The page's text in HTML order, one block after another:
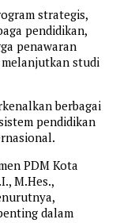
strategis,
pendidikan,
penawaran
studi
berbagai
pendidikan
PDM Kota
M.Hes.,
dalam